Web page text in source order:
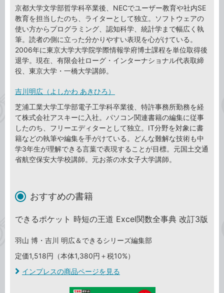
京都大学文学部哲学科卒業後、NECでユーザー教育や社内SE
教育を担当したのち、ライターとして独立。ソフトウェアの
使い方からプログラミング、認知科学、統計学まで幅広く執
筆。読者の側に立った分かりやすい表現を心がけている。
2006年に東京大学大学院学際情報学府博士課程を単位取得後
退学。現在、有限会社ローグ・インターナショナル代表取締
役、東京大学・一橋大学講師。
吉川明広（よしかわ あきひろ）
芝浦工業大学工学部電子工学科卒業後、特許事務所勤務を経
て株式会社アスキーに入社。パソコン関連書籍の編集に従事
したのち、フリーエディターとして独立。IT分野を対象に書
籍などの執筆や編集を手がけている。どんな難解な技術も中
学3年生が理解できる言葉で表現することが目標。元国土交通
省航空保安大学校講師。元お茶の水女子大学講師。
おすすめの書籍
できるポケット 時短の王道 Excel関数全事典 改訂3版
羽山 博・吉川 明広＆できるシリーズ編集部
定価1,518円（本体1,380円＋税10%）
インプレスの商品ページを見る